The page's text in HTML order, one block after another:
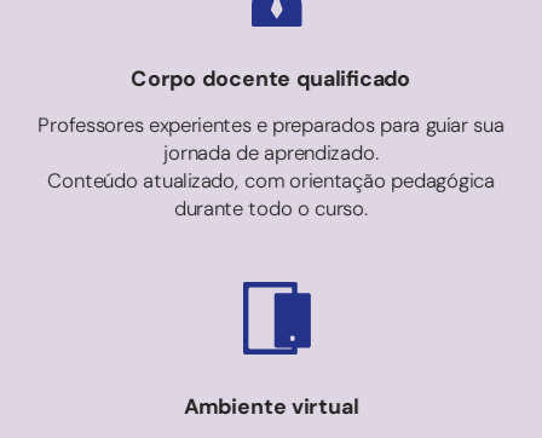
Corpo docente qualificado
Professores experientes e preparados para guiar sua
jornada de aprendizado.
Conteúdo atualizado, com orientação pedagógica
durante todo o curso.
Ambiente virtual